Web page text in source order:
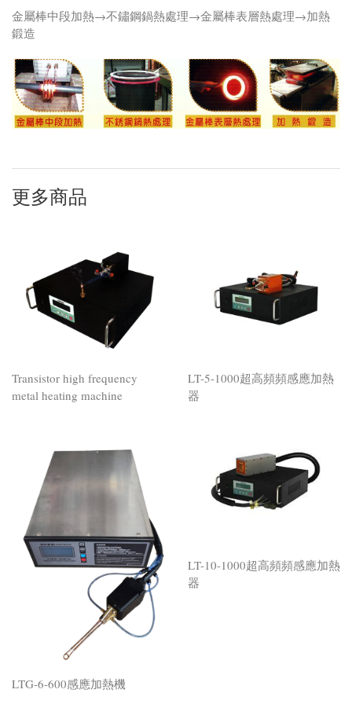
金屬棒中段加熱→不鏽鋼鍋熱處理→金屬棒表層熱處理→加熱
鍛造
更多商品
Transistor high frequency
metal heating machine
LT-5-1000超高頻頻感應加熱
器
LTG-6-600感應加熱機
LT-10-1000超高頻頻感應加熱
器